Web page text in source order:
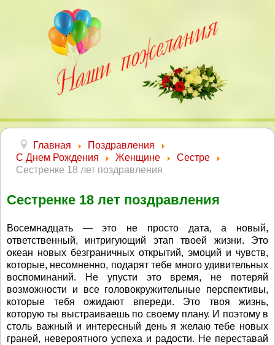
Главная
Поздравления
С Днем Рождения
Женщине
Сестре
Сестренке 18 лет поздравления
Сестренке 18 лет поздравления
Восемнадцать — это не просто дата, а новый,
ответственный, интригующий этап твоей жизни. Это
океан новых безграничных открытий, эмоций и чувств,
которые, несомненно, подарят тебе много удивительных
воспоминаний. Не упусти это время, не потеряй
возможности и все головокружительные перспективы,
которые тебя ожидают впереди. Это твоя жизнь,
которую ты выстраиваешь по своему плану. И поэтому в
столь важный и интересный день я желаю тебе новых
граней, невероятного успеха и радости. Не переставай